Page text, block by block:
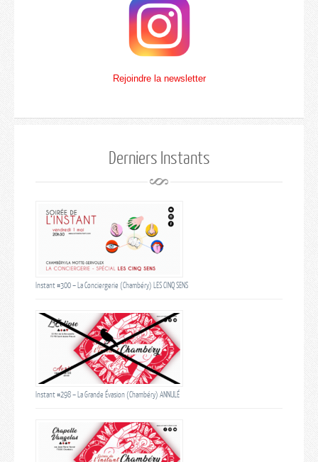
Rejoindre la newsletter
Derniers Instants
Instant #300 – La Conciergerie (Chambéry) LES CINQ SENS
Instant #298 – La Grande Évasion (Chambéry) ANNULÉ